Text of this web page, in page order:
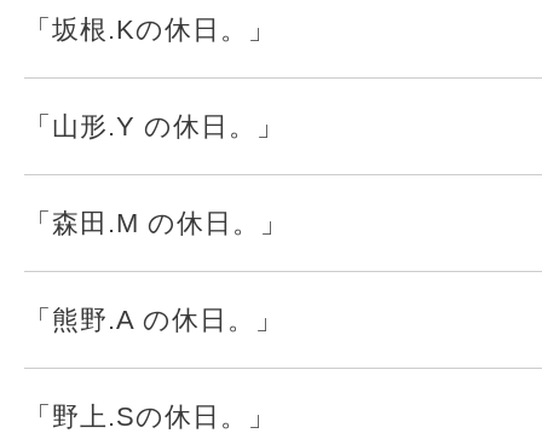
「坂根.Kの休日。」
「山形.Y の休日。」
「森田.M の休日。」
「熊野.A の休日。」
「野上.Sの休日。」